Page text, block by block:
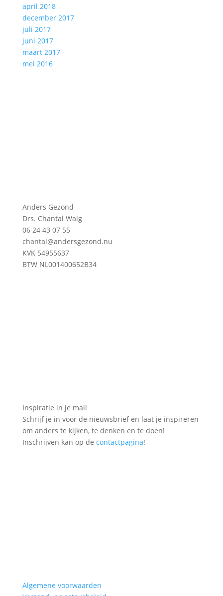
april 2018
december 2017
juli 2017
juni 2017
maart 2017
mei 2016
Anders Gezond
Drs. Chantal Walg
06 24 43 07 55
chantal@andersgezond.nu
KVK 54955637
BTW NL001400652B34
Inspiratie in je mail
Schrijf je in voor de nieuwsbrief en laat je inspireren
om anders te kijken, te denken en te doen!
Inschrijven kan op de contactpagina!
Algemene voorwaarden